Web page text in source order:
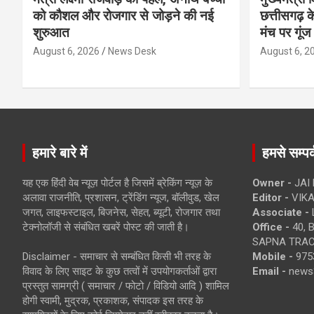
को कौशल और रोजगार से जोड़ने की नई
शुरुआत
August 6, 2026 News Desk
छत्तीसगढ़
मंच पर गूंज
August 6,
हमारे बारे में
यह एक हिंदी वेब न्यूज़ पोर्टल है जिसमें ब्रेकिंग न्यूज़ के
अलावा राजनीति, प्रशासन, ट्रेंडिंग न्यूज, बॉलीवुड, खेल
जगत, लाइफस्टाइल, बिजनेस, सेहत, ब्यूटी, रोजगार तथा
टेक्नोलॉजी से संबंधित खबरें पोस्ट की जाती है।
Disclaimer - समाचार से सम्बंधित किसी भी तरह के
विवाद के लिए साइट के कुछ तत्वों में उपयोगकर्ताओं द्वारा
प्रस्तुत सामग्री ( समाचार / फोटो / विडियो आदि ) शामिल
होगी स्वामी, मुद्रक, प्रकाशक, संपादक इस तरह के
हमसे
Owner - JAI
Editor -
Associate -
Office - 40,
SAPNA
Mobile -
Email -